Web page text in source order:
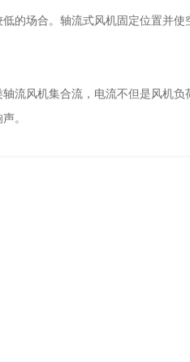
场合。轴流式风机固定位置并使
风机集合流，电流不但是风机负
。